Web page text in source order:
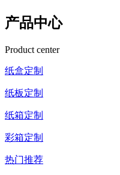
产品中心
Product center
纸盒定制
纸板定制
纸箱定制
彩箱定制
热门推荐